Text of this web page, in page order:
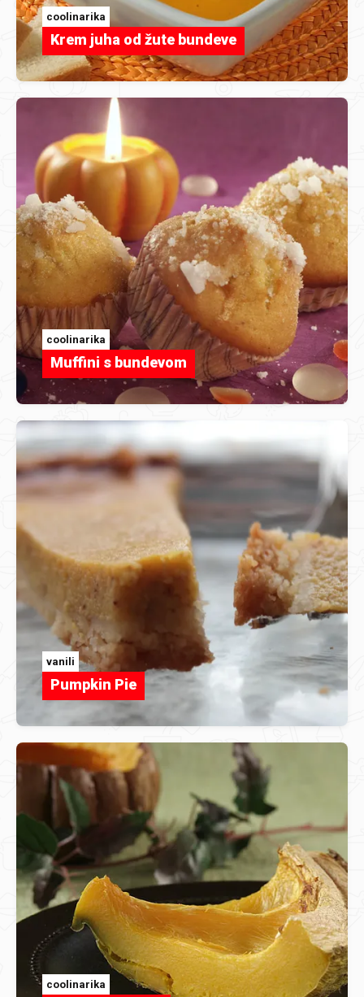
coolinarika
Krem juha od žute bundeve
coolinarika
Muffini s bundevom
vanili
Pumpkin Pie
coolinarika